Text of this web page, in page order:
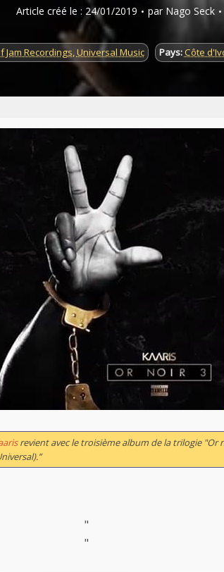
Article créé le : 24/01/2019 par Nago Seck
Jam Recordings,Universal Music Pays:Côte
revient avec le troisième album de la trilogie "Or
"
"